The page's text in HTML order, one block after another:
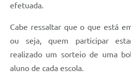
efetuada.
Cabe ressaltar que o que está
ou seja, quem participar
realizado um sorteio de uma
aluno de cada escola.